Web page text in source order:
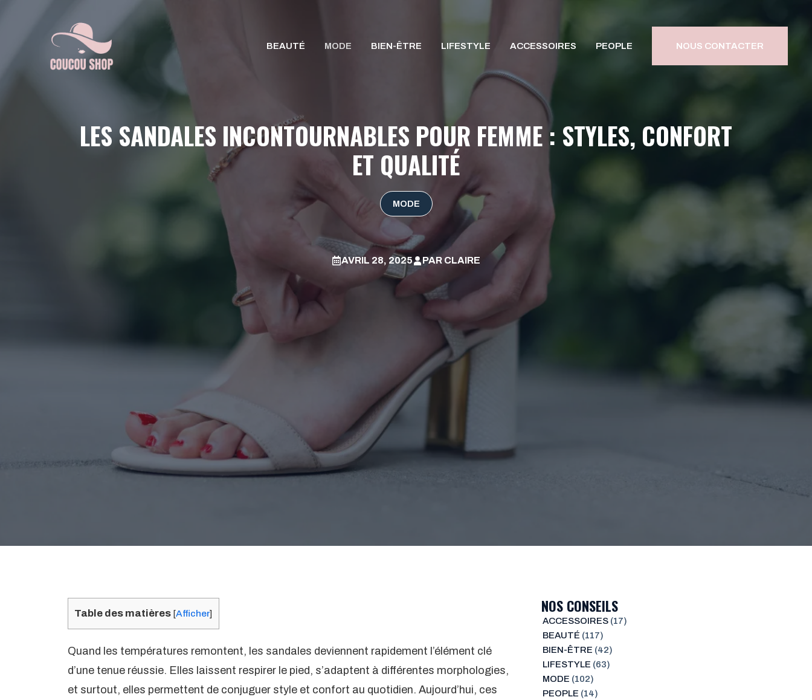
BEAUTÉ MODE BIEN-ÊTRE LIFESTYLE ACCESSOIRES PEOPLE NOUS CONTACTER
LES SANDALES INCONTOURNABLES POUR FEMME : STYLES, CONFORT
ET QUALITÉ
MODE
AVRIL 28, 2025 PAR CLAIRE
Table des matières [Afficher]
Quand les températures remontent, les sandales deviennent rapidement l’élément clé
d’une tenue réussie. Elles laissent respirer le pied, s’adaptent à différentes morphologies,
et surtout, elles permettent de conjuguer style et confort au quotidien. Aujourd’hui, ces
NOS CONSEILS
ACCESSOIRES(17)
BEAUTÉ (117)
BIEN-ÊTRE (42)
LIFESTYLE (63)
MODE (102)
PEOPLE (14)